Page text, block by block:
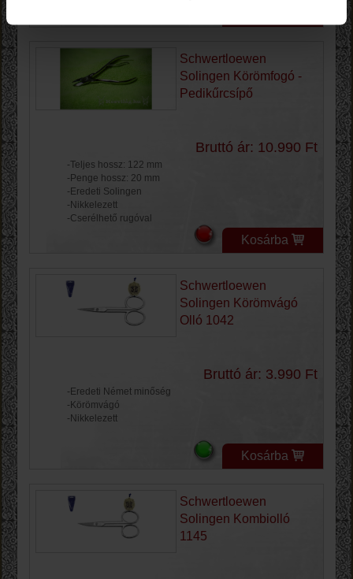
Schwertloewen
Solingen Körömfogó -
Pedikűrcsípő
Bruttó ár: 10.990 Ft
-Teljes hossz: 122 mm
-Penge hossz: 20 mm
-Eredeti Solingen
-Nikkelezett
-Cserélhető rugóval
Kosárba
Schwertloewen
Solingen Körömvágó
Olló 1042
Bruttó ár: 3.990 Ft
-Eredeti Német minőség
-Körömvágó
-Nikkelezett
Kosárba
Schwertloewen
Solingen Kombiolló
1145